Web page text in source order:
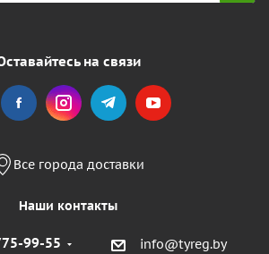
на связи
Все города доставки
Наши контакты
99-55 info@tyreg.by